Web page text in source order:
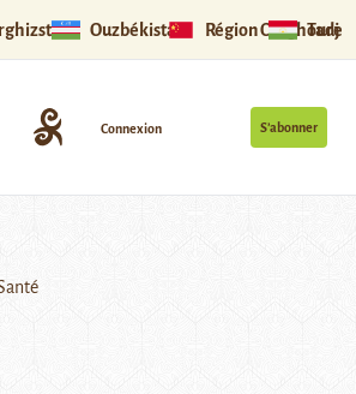
Ouzbékistan Région Ouïghoure
S’abonner
Connexion